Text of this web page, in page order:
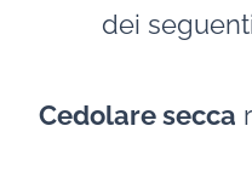
dei
Cedolare secca